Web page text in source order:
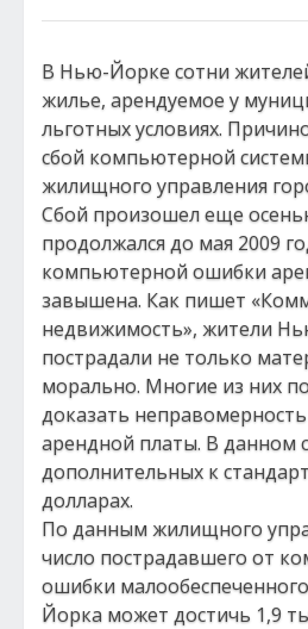
В Нью-Йорке сотни
жилье, арендуемое у
льготных условиях.
сбой компьютерной
жилищного управления
Сбой произошел еще
продолжался до мая 2009
компьютерной ошибки
завышена. Как пишет
недвижимость», жители
пострадали не только
морально. Многие из них
доказать
арендной платы. В данном
дополнительных к
долларах.
По данным жилищного
число пострадавшего от
ошибки
Йорка может достичь 1,9